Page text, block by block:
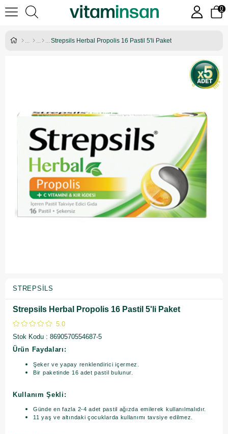
0
Strepsils Herbal Propolis 16 Pastil 5'li Paket
STREPSILS
Strepsils Herbal Propolis 16 Pastil 5'li Paket
5.0
Stok Kodu
8690570554687-5
Ürün Faydaları:
Şeker ve yapay renklendirici içermez.
Bir paketinde 16 adet pastil bulunur.
Kullanım Şekli:
Günde en fazla 2-4 adet pastil ağızda emilerek kullanılmalıdır.
11 yaş ve altındaki çocuklarda kullanımı tavsiye edilmez.